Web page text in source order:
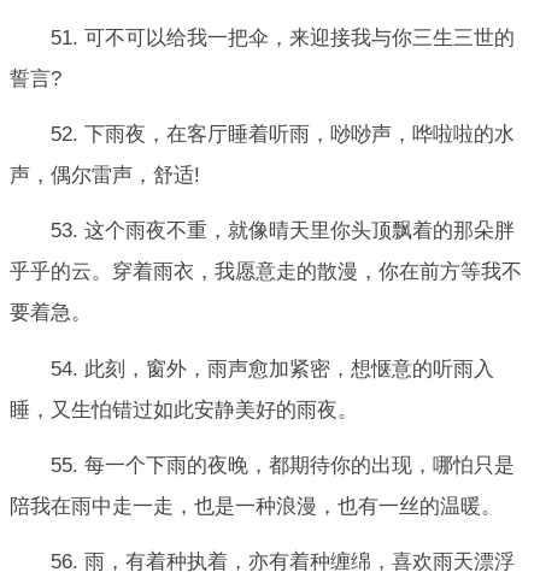
51. 可不可以给我一把伞，来迎接我与你三生三世的
誓言?
52. 下雨夜，在客厅睡着听雨，唦唦声，哗啦啦的水
声，偶尔雷声，舒适!
53. 这个雨夜不重，就像晴天里你头顶飘着的那朵胖
乎乎的云。穿着雨衣，我愿意走的散漫，你在前方等我不
要着急。
54. 此刻，窗外，雨声愈加紧密，想惬意的听雨入
睡，又生怕错过如此安静美好的雨夜。
55. 每一个下雨的夜晚，都期待你的出现，哪怕只是
陪我在雨中走一走，也是一种浪漫，也有一丝的温暖。
56. 雨，有着种执着，亦有着种缠绵，喜欢雨天漂浮